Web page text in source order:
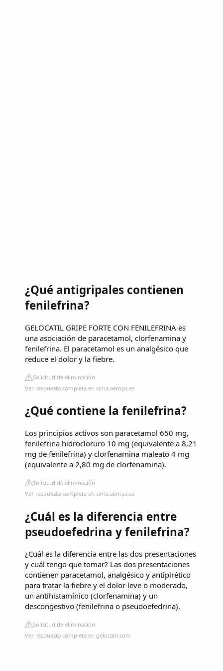
¿Qué antigripales contienen
fenilefrina?
GELOCATIL GRIPE FORTE CON FENILEFRINA es
una asociación de paracetamol, clorfenamina y
fenilefrina. El paracetamol es un analgésico que
reduce el dolor y la fiebre.
Solicitud de eliminación
Ver respuesta completa en cima.aemps.es
¿Qué contiene la fenilefrina?
Los principios activos son paracetamol 650 mg,
fenilefrina hidrocloruro 10 mg (equivalente a 8,21
mg de fenilefrina) y clorfenamina maleato 4 mg
(equivalente a 2,80 mg de clorfenamina).
Solicitud de eliminación
Ver respuesta completa en cima.aemps.es
¿Cuál es la diferencia entre
pseudoefedrina y fenilefrina?
¿Cuál es la diferencia entre las dos presentaciones
y cuál tengo que tomar? Las dos presentaciones
contienen paracetamol, analgésico y antipirético
para tratar la fiebre y el dolor leve o moderado,
un antihistamínico (clorfenamina) y un
descongestivo (fenilefrina o pseudoefedrina).
Solicitud de eliminación
Ver respuesta completa en gelocatil.com